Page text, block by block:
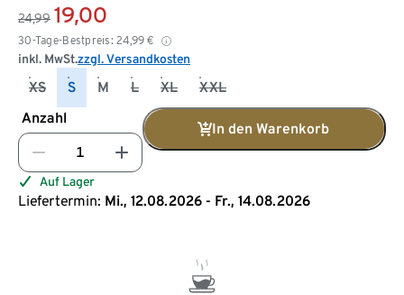
24,99 19,00
30-Tage-Bestpreis: 24,99 €
inkl. MwSt.zzgl. Versandkosten
XS S M L XL
XXL
Anzahl
In den Warenkorb
Auf Lager
Liefertermin: Mi., 12.08.2026 - Fr., 14.08.2026